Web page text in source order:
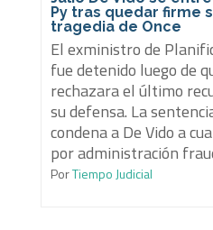
Py tras quedar firme
tragedia de Once
El exministro de
fue detenido luego de
rechazara el último
su defensa. La
condena a De Vido a
por administración
PorTiempo Judicial